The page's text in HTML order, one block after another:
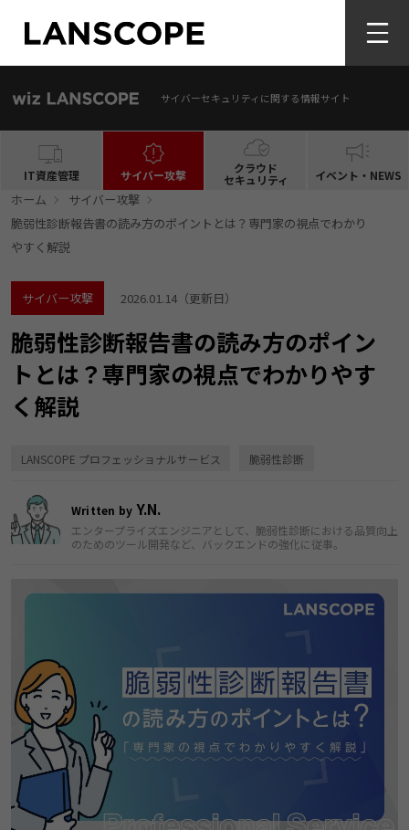
サイバーセキュリティに関する情報サイト
IT資産管理 サイバー攻撃 クラウド
セキュリティ イベント・NEWS
ホーム
サイバー攻撃
脆弱性診断報告書の読み方のポイントとは？専門家の視点でわかり
やすく解説
サイバー攻撃 2026.01.14（更新日）
脆弱性診断報告書の読み方のポイン
トとは？専門家の視点でわかりやす
く解説
LANSCOPE プロフェッショナルサービス 脆弱性診断
Written by Y.N.
エンタープライズエンジニアとして、脆弱性診断における品質向上
のためのツール開発など、バックエンドの強化に従事。